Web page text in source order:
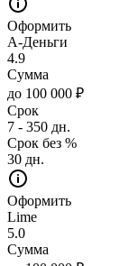
Оформить
А-Деньги
4.9
Сумма
до 100 000 ₽
Срок
7 - 350 дн.
Срок без %
30 дн.
Оформить
Lime
5.0
Сумма